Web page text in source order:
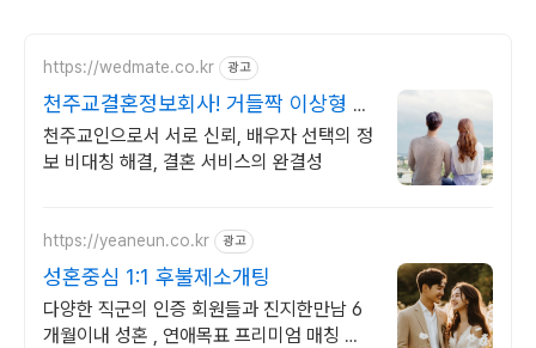
https://wedmate.co.kr 광고
천주교결혼정보회사! 거들짝 이상형 프
로필 무료 받아보기
천주교인으로서 서로 신뢰, 배우자 선택의 정
보 비대칭 해결, 결혼 서비스의 완결성
https://yeaneun.co.kr 광고
성혼중심 1:1 후불제소개팅
다양한 직군의 인증 회원들과 진지한만남 6
개월이내 성혼 , 연애목표 프리미엄 매칭 소